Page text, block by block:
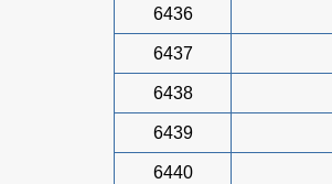
6436
6437
6438
6439
6440